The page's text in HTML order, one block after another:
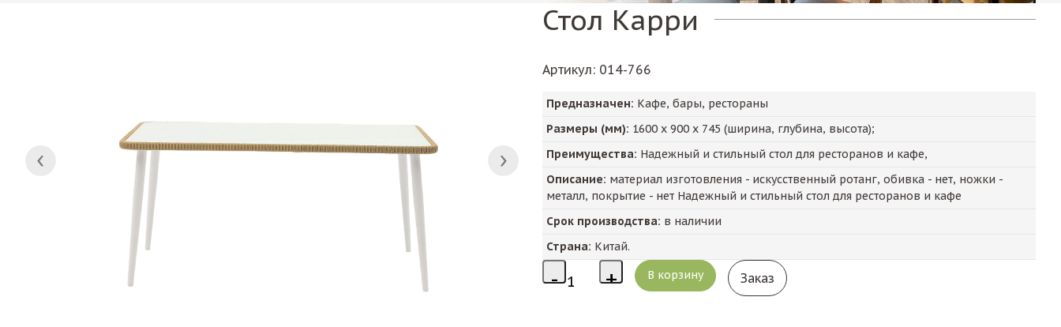
Стол Карри
Артикул: 014-766
Предназначен: Кафе, бары, рестораны
Размеры (мм): 1600 х 900 х 745 (ширина, глубина, высота);
Преимущества: Надежный и стильный стол для ресторанов и кафе,
Описание: материал изготовления - искусственный ротанг, обивка - нет, ножки -
металл, покрытие - нет Надежный и стильный стол для ресторанов и кафе
Срок производства: в наличии
Страна: Китай.
Заказ